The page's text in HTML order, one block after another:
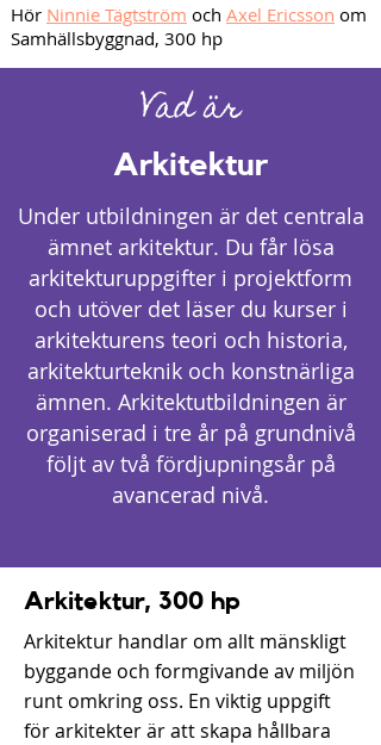
Hör Ninnie Tägtström och Axel Ericsson om
Samhällsbyggnad, 300 hp
Vad är
Arkitektur
Under utbildningen är det centrala
ämnet arkitektur. Du får lösa
arkitekturuppgifter i projektform
och utöver det läser du kurser i
arkitekturens teori och historia,
arkitekturteknik och konstnärliga
ämnen. Arkitektutbildningen är
organiserad i tre år på grundnivå
följt av två fördjupningsår på
avancerad nivå.
Arkitektur, 300 hp
Arkitektur handlar om allt mänskligt
byggande och formgivande av miljön
runt omkring oss. En viktig uppgift
för arkitekter är att skapa hållbara